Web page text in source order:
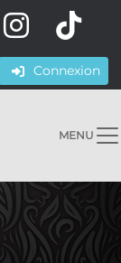
Connexion
MENU